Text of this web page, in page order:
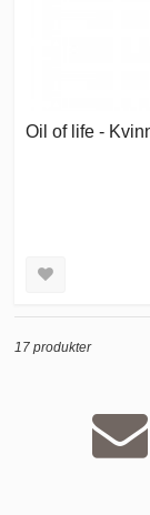
Oil of life -
17 produkter